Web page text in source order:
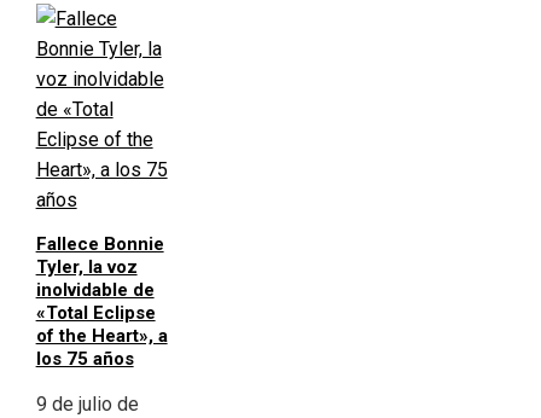
Fallece Bonnie
Tyler, la voz
inolvidable de
«Total Eclipse
of the Heart», a
los 75 años
9 de julio de